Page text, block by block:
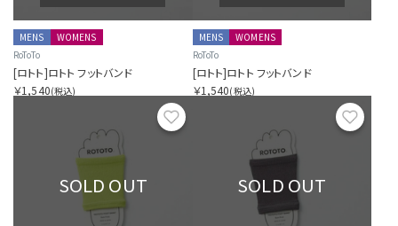
MENS
WOMENS
RoToTo
[ロトト]ロトト フットバンド
￥1,540(税込)
MENS
WOMENS
RoToTo
[ロトト]ロトト フットバンド
￥1,540(税込)
お気に入り
SOLD OUT SOLD OUT